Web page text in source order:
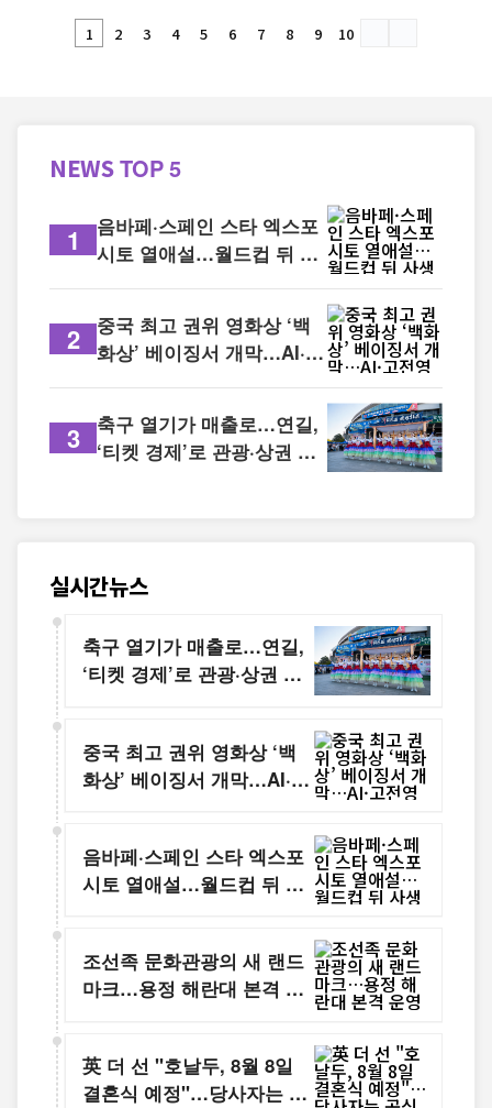
1 2 3 4 5 6 7 8 9 10
NEWSTOP 5
1
음바페·스페인 스타 엑스포
시토 열애설…월드컵 뒤 사
2
중국 최고 권위 영화상 ‘백
화상’ 베이징서 개막…AI·고
3
축구 열기가 매출로…연길,
‘티켓 경제’로 관광·상권 잇
실시간뉴스
축구 열기가 매출로…연길,
‘티켓 경제’로 관광·상권 잇
중국 최고 권위 영화상 ‘백
화상’ 베이징서 개막…AI·고
음바페·스페인 스타 엑스포
시토 열애설…월드컵 뒤 사
조선족 문화관광의 새 랜드
마크…용정 해란대 본격 운
英 더 선 "호날두, 8월 8일
결혼식 예정"…당사자는 공